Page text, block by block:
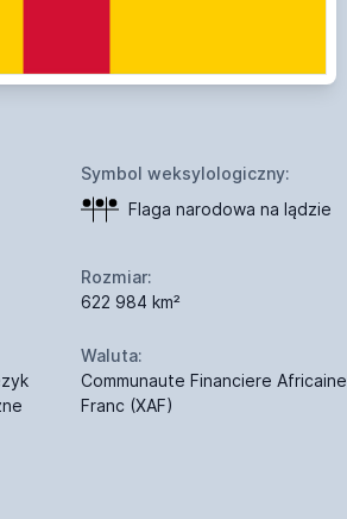
Symbol weksylologiczny:
Flaga narodowa na lądzie
Rozmiar:
622 984 km²
Waluta:
Communaute Financiere Africaine
Franc (XAF)